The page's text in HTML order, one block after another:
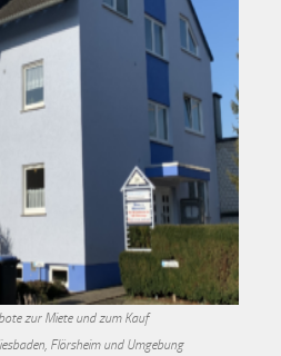
zur Miete und zum Kauf
Flörsheim und Umgebung